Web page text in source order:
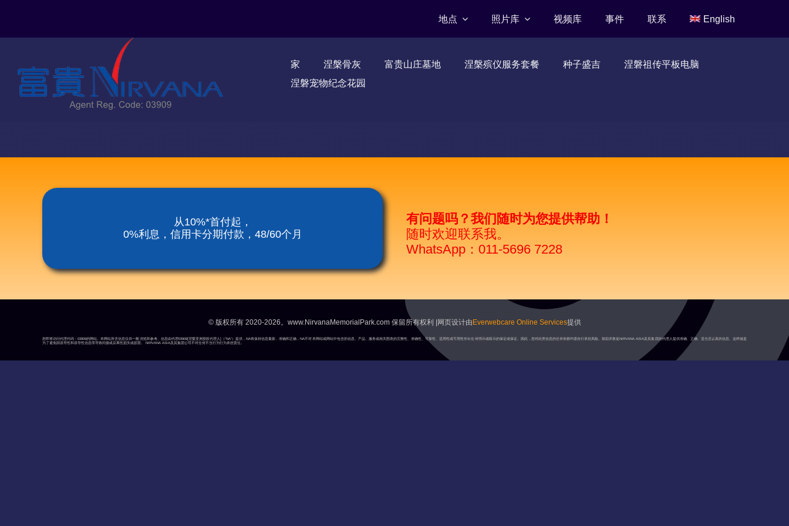
地点 照片库 视频库 事件 联系 English
家 涅槃骨灰 富贵山庄墓地 涅槃殡仪服务套餐 种子盛吉
涅磐祖传平板电脑
涅磐宠物纪念花园
从10%*首付起，
0%利息，信用卡分期付款，48/60个月
有问题吗？我们随时为您提供帮助！
随时欢迎联系我。
WhatsApp：011-5696 7228
© 版权所有 2020-2026。www.NirvanaMemorialPark.com 保留所有权利 |网页设计由 Everwebcare Online Services提供
您即将访问代理代码：03909的网站。本网站所含信息仅供一般浏览和参考。信息由代理03909[涅槃亚洲授权代理人]（“NA”）提供，NA将保持信息最新、准确和正确，NA不对本网站或网站中包含的信息、产品、服务或相关图表的完整性、准确性、可靠性、适用性或可用性作出任何明示或暗示的保证或保证。因此，您对此类信息的任何依赖均需自行承担风险。鼓励并敦促NIRVANA ASIA及其集团的代理人提供准确、正确、适当且认真的信息。这样做是
为了避免因误导性和误导性信息而导致间接或后果性损失或损害。 NIRVANA ASIA及其集团公司不对任何不当行为行为承担责任。